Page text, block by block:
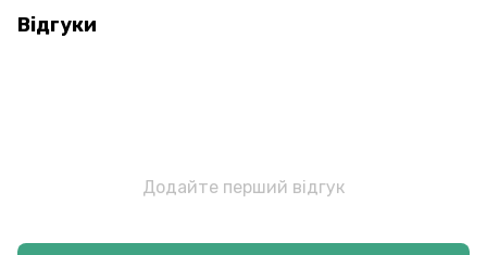
Відгуки
Додайте перший відгук